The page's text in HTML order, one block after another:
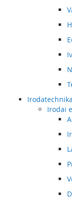
Irodatechnika
Irodai